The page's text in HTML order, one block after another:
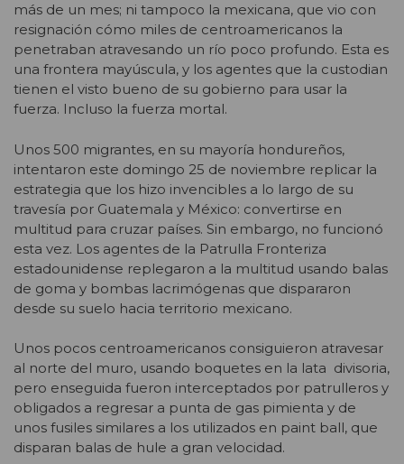
más de un mes; ni tampoco la mexicana, que vio con
resignación cómo miles de centroamericanos la
penetraban atravesando un río poco profundo. Esta es
una frontera mayúscula, y los agentes que la custodian
tienen el visto bueno de su gobierno para usar la
fuerza. Incluso la fuerza mortal.
Unos 500 migrantes, en su mayoría hondureños,
intentaron este domingo 25 de noviembre replicar la
estrategia que los hizo invencibles a lo largo de su
travesía por Guatemala y México: convertirse en
multitud para cruzar países. Sin embargo, no funcionó
esta vez. Los agentes de la Patrulla Fronteriza
estadounidense replegaron a la multitud usando balas
de goma y bombas lacrimógenas que dispararon
desde su suelo hacia territorio mexicano.
Unos pocos centroamericanos consiguieron atravesar
al norte del muro, usando boquetes en la lata divisoria,
pero enseguida fueron interceptados por patrulleros y
obligados a regresar a punta de gas pimienta y de
unos fusiles similares a los utilizados en paint ball, que
disparan balas de hule a gran velocidad.